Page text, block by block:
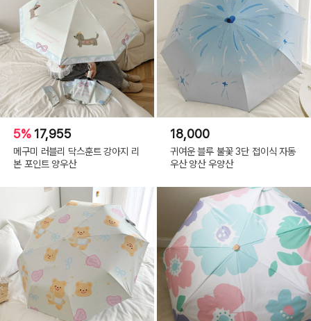
5% 17,955
메구미 러블리 닥스훈트 강아지 리
본 포인트 양우산
18,000
귀여운 블루 불꽃 3단 접이식 자동
우산 양산 우양산